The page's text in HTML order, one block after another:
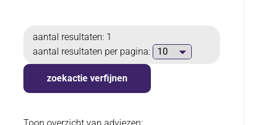
aantal resultaten: 1
aantal
resultaten
pagina
aantal resultaten per pagina:
zoekactie verfijnen